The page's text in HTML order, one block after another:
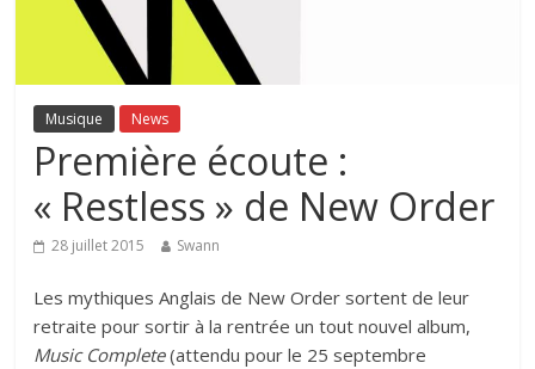
Musique News
Première écoute :
« Restless » de New Order
28 juillet 2015 Swann
Les mythiques Anglais de New Order sortent de leur
retraite pour sortir à la rentrée un tout nouvel album,
Music Complete(attendu pour le 25 septembre